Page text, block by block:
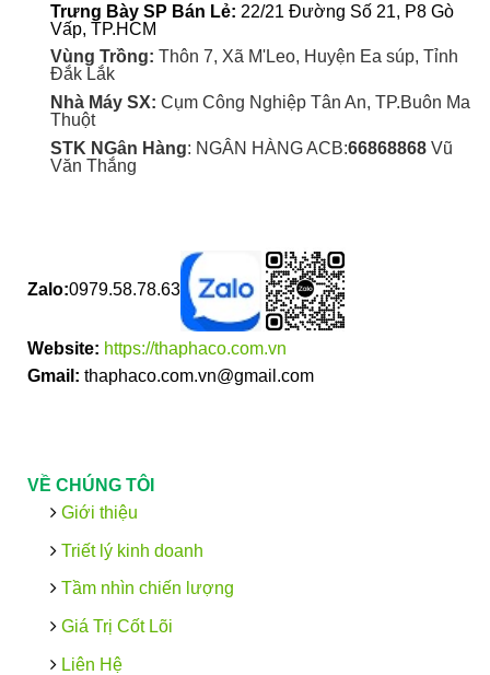
Trưng Bày SP Bán Lẻ: 22/21 Đường Số 21, P8 Gò
Vấp, TP.HCM
Vùng Trồng: Thôn 7, Xã M'Leo, Huyện Ea súp, Tỉnh
Đắk Lắk
Nhà Máy SX: Cụm Công Nghiệp Tân An, TP.Buôn Ma
Thuột
STK NGân Hàng: NGÂN HÀNG ACB:66868868Vũ
Văn Thắng
Zalo:0979.58.78.63
Website: https://thaphaco.com.vn
Gmail: thaphaco.com.vn@gmail.com
VỀ CHÚNG TÔI
Giới thiệu
Triết lý kinh doanh
Tầm nhìn chiến lượng
Giá Trị Cốt Lõi
Liên Hệ